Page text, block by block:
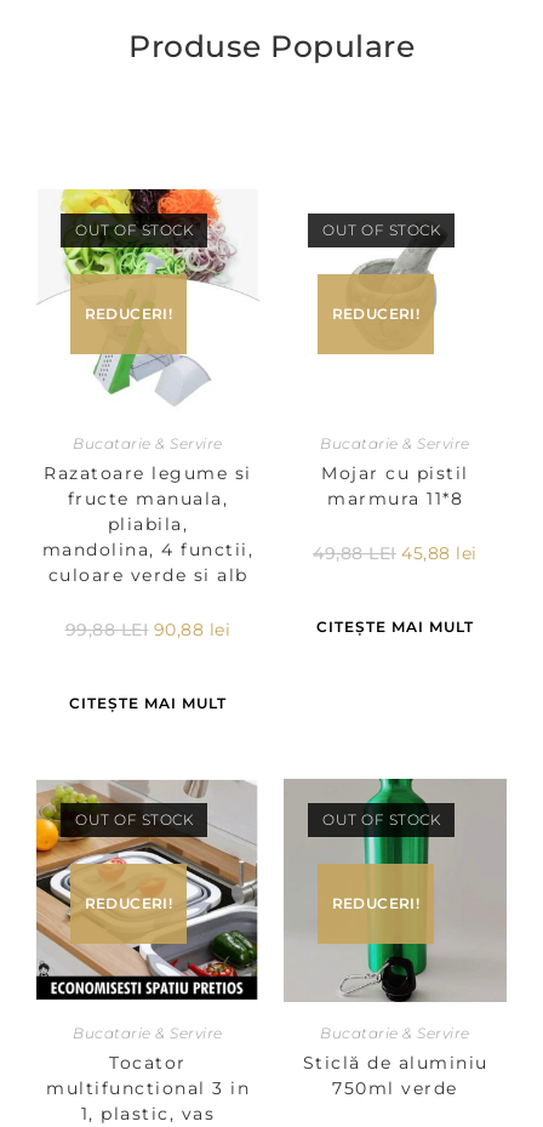
Produse Populare
OUT OF STOCK
REDUCERI!
Bucatarie & Servire
Razatoare legume si
fructe manuala,
pliabila,
mandolina, 4 functii,
culoare verde si alb
99,88LEI 90,88 lei
CITEȘTE MAI MULT
OUT OF STOCK
REDUCERI!
Bucatarie & Servire
Mojar cu pistil
marmura 11*8
49,88LEI 45,88 lei
CITEȘTE MAI MULT
OUT OF STOCK
REDUCERI!
Bucatarie & Servire
Tocator
multifunctional 3 in
1, plastic, vas
OUT OF STOCK
REDUCERI!
Bucatarie & Servire
Sticlă de aluminiu
750ml verde